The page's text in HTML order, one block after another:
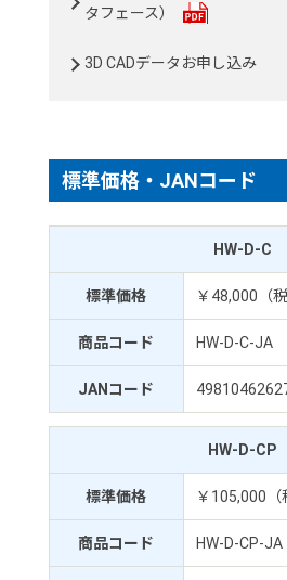
タフェース）
3D CADデータお申し込み
標準価格・JANコード
HW-D-C
標準価格 ￥48,000（
商品コード HW-D-C-JA
JANコード
HW-D-CP
標準価格 ￥105,000（
商品コード HW-D-CP-JA